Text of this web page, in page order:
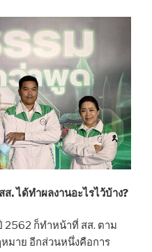
. ได้ทำผลงานอะไรไว้บ้าง?
2562 ก็ทำหน้าที่ สส. ตาม
มาย อีกส่วนหนึ่งคือการ